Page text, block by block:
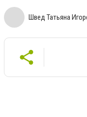
Швед Татьяна